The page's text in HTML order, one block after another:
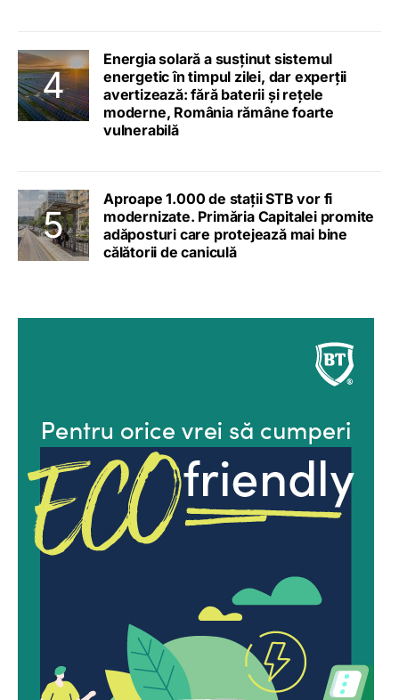
Energia solară a susținut sistemul
energetic în timpul zilei, dar experții
avertizează: fără baterii și rețele
moderne, România rămâne foarte
vulnerabilă
Aproape 1.000 de stații STB vor fi
modernizate. Primăria Capitalei promite
adăposturi care protejează mai bine
călătorii de caniculă